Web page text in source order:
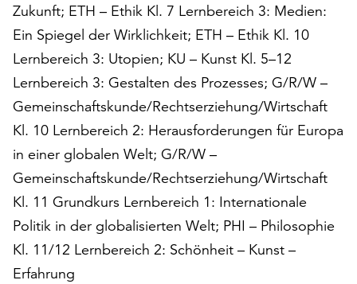
unserer
Datenschutzerklärung
oder
dem
Impressum
.
Zukunft; ETH – Ethik Kl. 7 Lernbereich 3: Medien:
Ein Spiegel der Wirklichkeit; ETH – Ethik Kl. 10
Lernbereich 3: Utopien; KU – Kunst Kl. 5–12
Lernbereich 3: Gestalten des Prozesses; G/R/W –
Gemeinschaftskunde/Rechtserziehung/Wirtschaft
Kl. 10 Lernbereich 2: Herausforderungen für Europa
in einer globalen Welt; G/R/W –
Gemeinschaftskunde/Rechtserziehung/Wirtschaft
Kl. 11 Grundkurs Lernbereich 1: Internationale
Politik in der globalisierten Welt; PHI – Philosophie
Kl. 11/12 Lernbereich 2: Schönheit – Kunst –
Erfahrung